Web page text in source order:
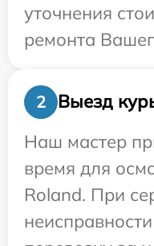
уточнения
ремонта
2
Выезд
Наш мастер
время для
Roland. При